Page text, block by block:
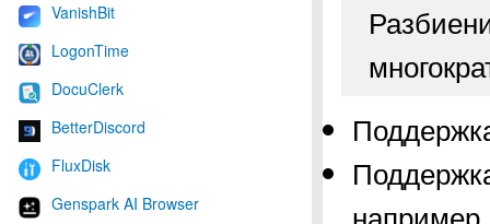
VanishBit
LogonTime
DocuClerk
BetterDiscord
FluxDisk
Genspark AI Browser